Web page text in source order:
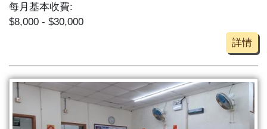
每月基本收費:
$8,000 - $30,000
詳情